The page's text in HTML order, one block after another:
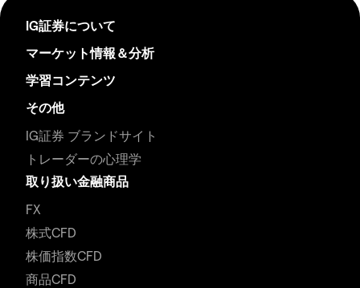
IG証券について
マーケット情報＆分析
学習コンテンツ
その他
IG証券 ブランドサイト
トレーダーの心理学
取り扱い金融商品
FX
株式CFD
株価指数CFD
商品CFD